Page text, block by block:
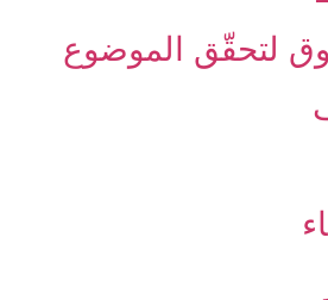
لتحقّق الموضوع